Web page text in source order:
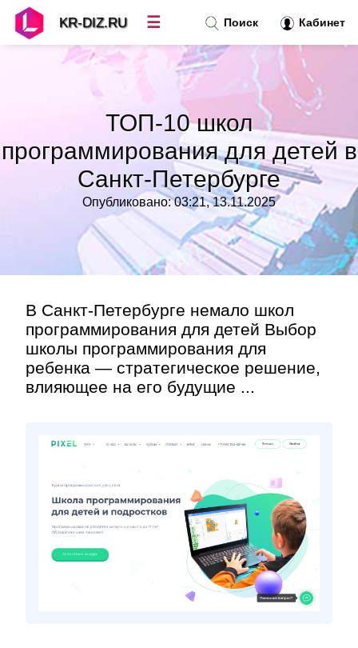
ТОП-10 школ
программирования для детей в
Санкт-Петербурге
Опубликовано: 03:21, 13.11.2025
В Санкт-Петербурге немало школ
программирования для детей Выбор
школы программирования для
ребенка — стратегическое решение,
влияющее на его будущие ...
Поиск Кабинет
KR-DIZ.RU ☰
Рубрики»
»
Контакт»